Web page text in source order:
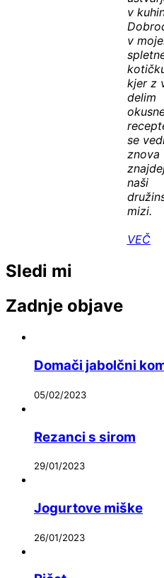
v
v
kjer z
delim
se
znova
naši
mizi.
VEČ
Sledi mi
Zadnje objave
Domači jabolčni
05/02/2023
Rezanci s sirom
29/01/2023
Jogurtove miške
26/01/2023